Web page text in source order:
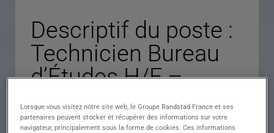
Descriptif du poste :
Technicien Bureau
d’Études H/F –
Électricité
Lorsque vous visitez notre site web, le Groupe Randstad France et ses
partenaires peuvent stocker et récupérer des informations sur votre
navigateur, principalement sous la forme de cookies. Ces informations